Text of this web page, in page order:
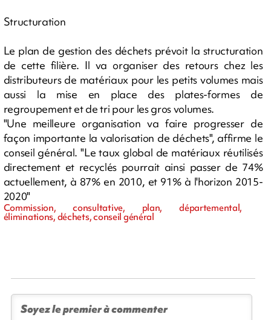
Structuration
Le plan de gestion des déchets prévoit la structuration
de cette filière. Il va organiser des retours chez les
distributeurs de matériaux pour les petits volumes mais
aussi la mise en place des plates-formes de
regroupement et de tri pour les gros volumes.
"Une meilleure organisation va faire progresser de
façon importante la valorisation de déchets", affirme le
conseil général. "Le taux global de matériaux réutilisés
directement et recyclés pourrait ainsi passer de 74%
actuellement, à 87% en 2010, et 91% à l'horizon 2015-
2020"
Commission, consultative, plan, départemental,
éliminations, déchets, conseil général